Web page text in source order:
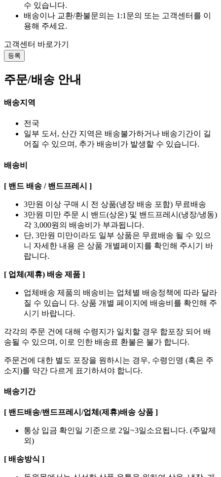
수 있습니다.
배송이나 교환/환불문의는 1:1문의 또는 고객센터를 이
용해 주세요.
고객센터 바로가기
등록
주문/배송 안내
배송지역
전국
일부 도서, 산간 지역은 배송불가하거나 배송기간이 길
어질 수 있으며, 추가 배송비가 발생할 수 있습니다.
배송비
[ 밴드 배송 / 밴드프레시 ]
3만원 이상 구매 시 전 상품(냉장 배송 포함) 무료배송
3만원 미만 주문 시 밴드(상온) 및 밴드프레시(냉장/냉동)
각 3,000원의 배송비가 부과됩니다.
단, 3만원 미만이라도 일부 상품은 무료배송 될 수 있으
니 자세한 내용 은 상품 개별페이지를 확인해 주시기 바
랍니다.
[ 업체(제휴) 배송 제품 ]
업체배송 제품의 배송비는 업체별 배송정책에 따라 달라
질 수 있습니 다. 상품 개별 페이지에 배송비를 확인해 주
시기 바랍니다.
각각의 주문 건에 대해 수령지가 일치할 경우 합포장 되어 배
송될 수 있으며, 이로 인한 배송료 환불은 불가 합니다.
주문건에 대한 별도 포장을 원하시는 경우, 수령인명 (혹은 주
소지)를 약간 다르게 표기하셔야 합니다.
배송기간
[ 밴드배송/밴드프레시/업체(제휴)배송 상품 ]
통상 입금 확인일 기준으로 2일~3일소요됩니다. (주말제
외)
[ 배송방식 ]